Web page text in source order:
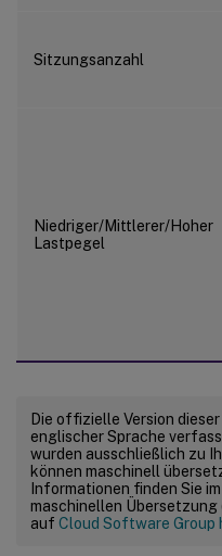
Sitzungsanzahl
Niedriger/Mittlerer/Hoher
Lastpegel
Die offizielle Version
englischer Sprache
wurden ausschließlich zu
können maschinell
Informationen finden Sie
maschinellen Übersetzung
auf Cloud Software Group